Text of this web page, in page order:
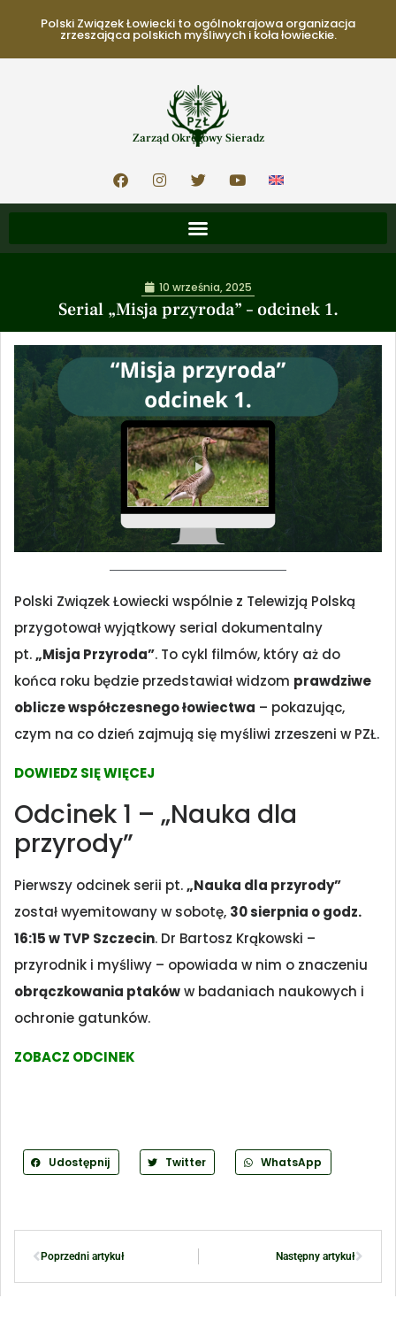
Polski Związek Łowiecki to ogólnokrajowa organizacja
zrzeszająca polskich myśliwych i koła łowieckie.
Zarząd Okręgowy Sieradz
Serial „Misja przyroda” – odcinek 1.
10 września, 2025
Polski Związek Łowiecki wspólnie z Telewizją Polską
przygotował wyjątkowy serial dokumentalny
pt.„Misja Przyroda”. To cykl filmów, który aż do
końca roku będzie przedstawiał widzom prawdziwe
oblicze współczesnego łowiectwa – pokazując,
czym na co dzień zajmują się myśliwi zrzeszeni w PZŁ.
DOWIEDZ SIĘ WIĘCEJ
Odcinek 1 – „Nauka dla
przyrody”
Pierwszy odcinek serii pt.„Nauka dla przyrody”
został wyemitowany w sobotę, 30 sierpnia o godz.
16:15 w TVP Szczecin. Dr Bartosz Krąkowski –
przyrodnik i myśliwy – opowiada w nim o znaczeniu
obrączkowania ptakóww badaniach naukowych i
ochronie gatunków.
ZOBACZ ODCINEK
Udostępnij Twitter WhatsApp
Poprzedni artykuł Następny artykuł